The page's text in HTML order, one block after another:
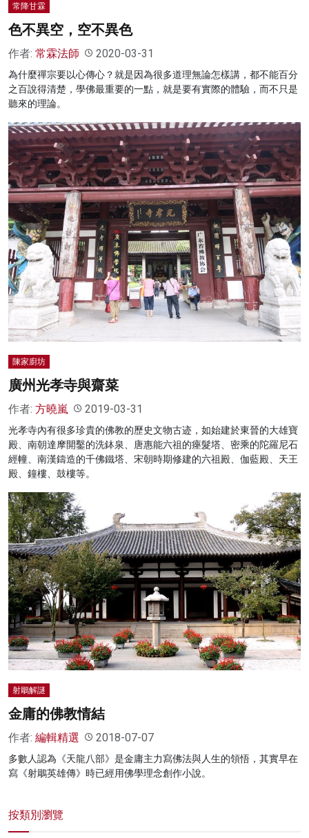
常降甘霖
色不異空，空不異色
作者: 常霖法師 2020-03-31
為什麼禪宗要以心傳心？就是因為很多道理無論怎樣講，都不能百分
之百說得清楚，學佛最重要的一點，就是要有實際的體驗，而不只是
聽來的理論。
陳家廚坊
廣州光孝寺與齋菜
作者: 方曉嵐 2019-03-31
光孝寺內有很多珍貴的佛教的歷史文物古迹，如始建於東晉的大雄寶
殿、南朝達摩開鑿的洗鉢泉、唐惠能六祖的瘞髮塔、密乘的陀羅尼石
經幢、南漢鑄造的千佛鐵塔、宋朝時期修建的六祖殿、伽藍殿、天王
殿、鐘樓、鼓樓等。
射鵰解謎
金庸的佛教情結
作者: 編輯精選 2018-07-07
多數人認為《天龍八部》是金庸主力寫佛法與人生的領悟，其實早在
寫《射鵰英雄傳》時已經用佛學理念創作小說。
按類別瀏覽